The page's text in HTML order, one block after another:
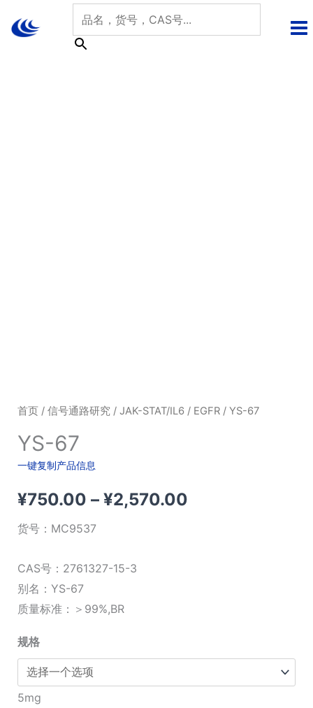
首页/ 信号通路研究/ JAK-STAT/IL6/ EGFR/ YS-67
YS-67
一键复制产品信息
¥750.00 – ¥2,570.00价
¥2,570.00
货号： MC9537
CAS号：2761327-15-3
别名：YS-67
质量标准：＞99%,BR
规格
5mg